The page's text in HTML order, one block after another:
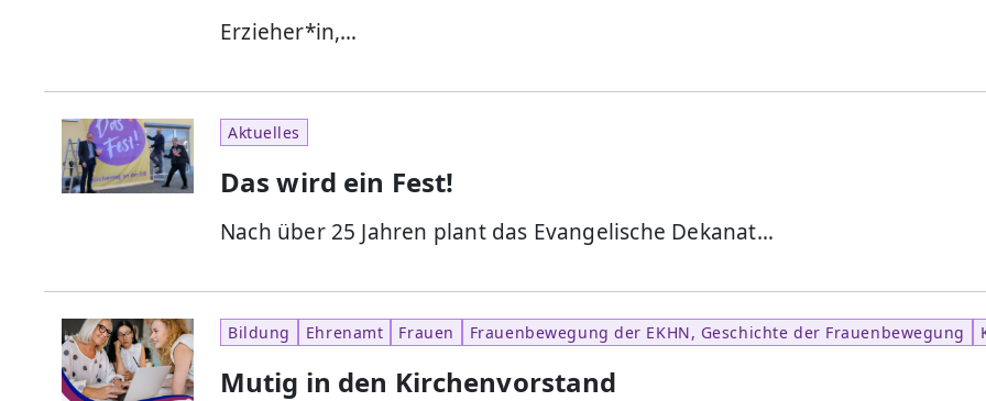
Erzieher*in,…
Aktuelles
Das wird ein Fest!
Nach über 25 Jahren plant das Evangelische Dekanat…
Bildung Ehrenamt Frauen Frauenbewegung der EKHN, Geschichte der Frauenbewegung
Mutig in den Kirchenvorstand